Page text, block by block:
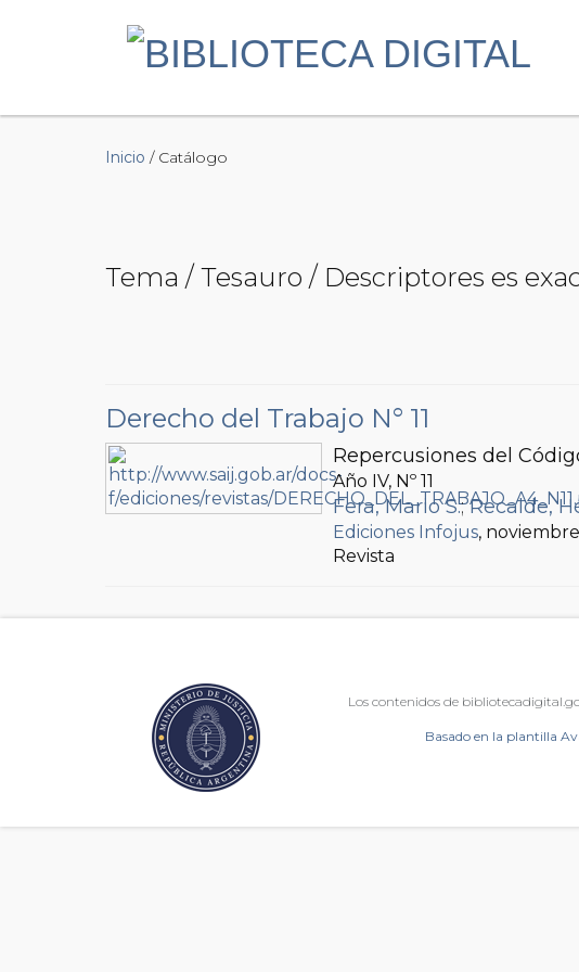
Inicio / Catálogo
Tema / Tesauro / Descriptores es
Derecho del Trabajo N° 11
Repercusiones del
Año IV, Nº 11
Fera, Mario S.;Recalde,
Ediciones Infojus,
Revista
Los contenidos de
Basado en la plantilla